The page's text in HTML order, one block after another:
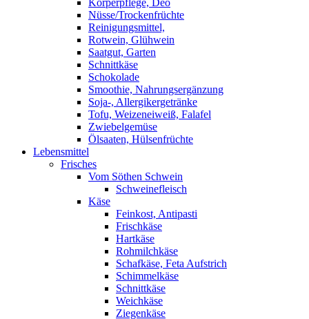
Körperpflege, Deo
Nüsse/Trockenfrüchte
Reinigungsmittel,
Rotwein, Glühwein
Saatgut, Garten
Schnittkäse
Schokolade
Smoothie, Nahrungsergänzung
Soja-, Allergikergetränke
Tofu, Weizeneiweiß, Falafel
Zwiebelgemüse
Ölsaaten, Hülsenfrüchte
Lebensmittel
Frisches
Vom Söthen Schwein
Schweinefleisch
Käse
Feinkost, Antipasti
Frischkäse
Hartkäse
Rohmilchkäse
Schafkäse, Feta Aufstrich
Schimmelkäse
Schnittkäse
Weichkäse
Ziegenkäse